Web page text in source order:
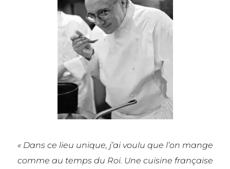
« Dans ce lieu unique, j’ai voulu que l’on mange
comme au temps du Roi. Une cuisine française